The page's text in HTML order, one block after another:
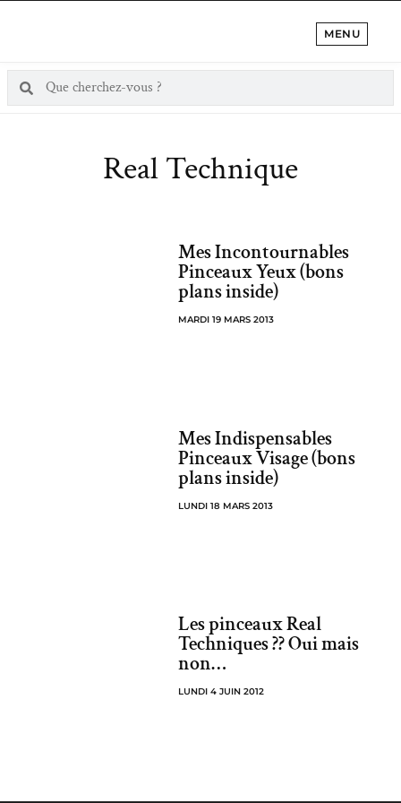
MENU
Real Technique
Mes Incontournables
Pinceaux Yeux (bons
plans inside)
MARDI 19 MARS 2013
Mes Indispensables
Pinceaux Visage (bons
plans inside)
LUNDI 18 MARS 2013
Les pinceaux Real
Techniques ?? Oui mais
non…
LUNDI 4 JUIN 2012